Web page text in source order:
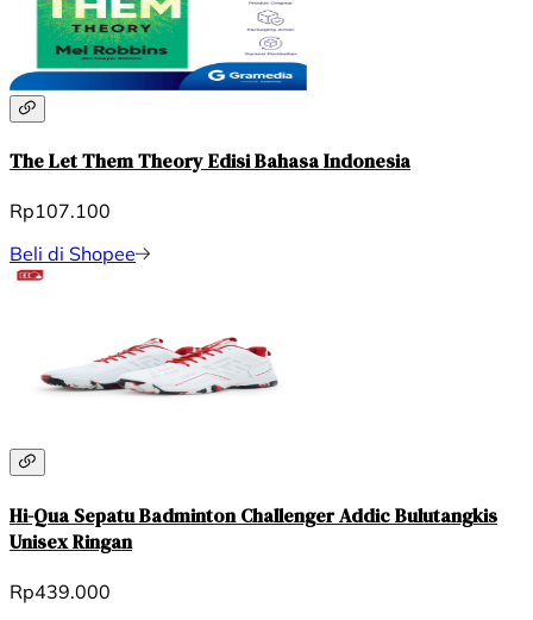
The Let Them Theory Edisi Bahasa Indonesia
Rp107.100
Beli di Shopee
Hi-Qua Sepatu Badminton Challenger Addic Bulutangkis
Unisex Ringan
Rp439.000